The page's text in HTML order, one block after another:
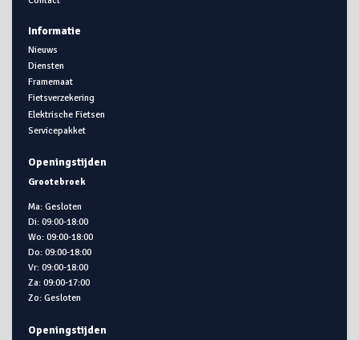
Informatie
Nieuws
Diensten
Framemaat
Fietsverzekering
Elektrische Fietsen
Servicepakket
Openingstijden
Grootebroek
Ma: Gesloten
Di: 09:00-18:00
Wo: 09:00-18:00
Do: 09:00-18:00
Vr: 09:00-18:00
Za: 09:00-17:00
Zo: Gesloten
Openingstijden